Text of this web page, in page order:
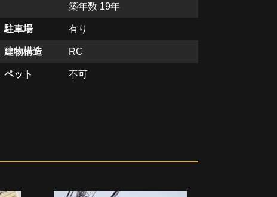
築年数 19年
駐車場 有り
建物構造 RC
ペット 不可